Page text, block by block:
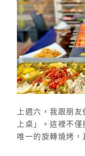
上週六，我跟朋
上桌」。這裡不
唯一的旋轉燒烤